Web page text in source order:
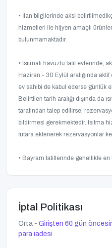
• İlan bilgilerinde aksi
hizmetleri ile hijyen amaçlı ürünler
bulunmamaktadır.
• Isıtmalı havuzlu tatil evlerinde,
Haziran - 30 Eylül aralığında
ev sahibi de kabul ederse günlük
Belirtilen tarih aralığı dışında da
tarafından talep edilirse,
bildirmesi gerekmektedir. Isıtma
tutara eklenerek rezervasyonlar
• Bayram tatillerinde genellikle en
İptal Politikası
Orta - Girişten 60 gün
para iadesi